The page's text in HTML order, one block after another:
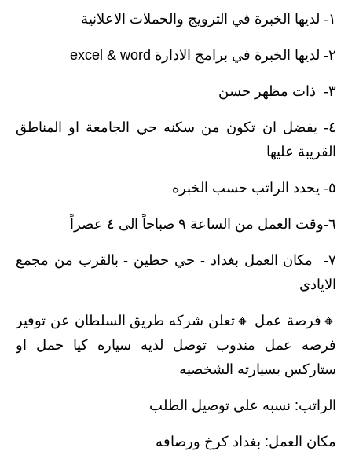
١- لديها الخبرة في الترويج والحملات الاعلانية
٢- لديها الخبرة في برامج الادارة excel & word
٣- ذات مظهر حسن
٤- يفضل ان تكون من سكنه حي الجامعة او المناطق
القريبة عليها
٥- يحدد الراتب حسب الخبره
٦-وقت العمل من الساعة ٩ صباحاً الى ٤ عصراً
٧- مكان العمل بغداد - حي حطين - بالقرب من مجمع
الايادي
🔸️فرصة عمل 🔸️تعلن شركه طريق السلطان عن توفير
فرصه عمل مندوب توصل لديه سياره كيا حمل او
ستاركس بسيارته الشخصيه
الراتب: نسبه علي توصيل الطلب
مكان العمل: بغداد كرخ ورصافه